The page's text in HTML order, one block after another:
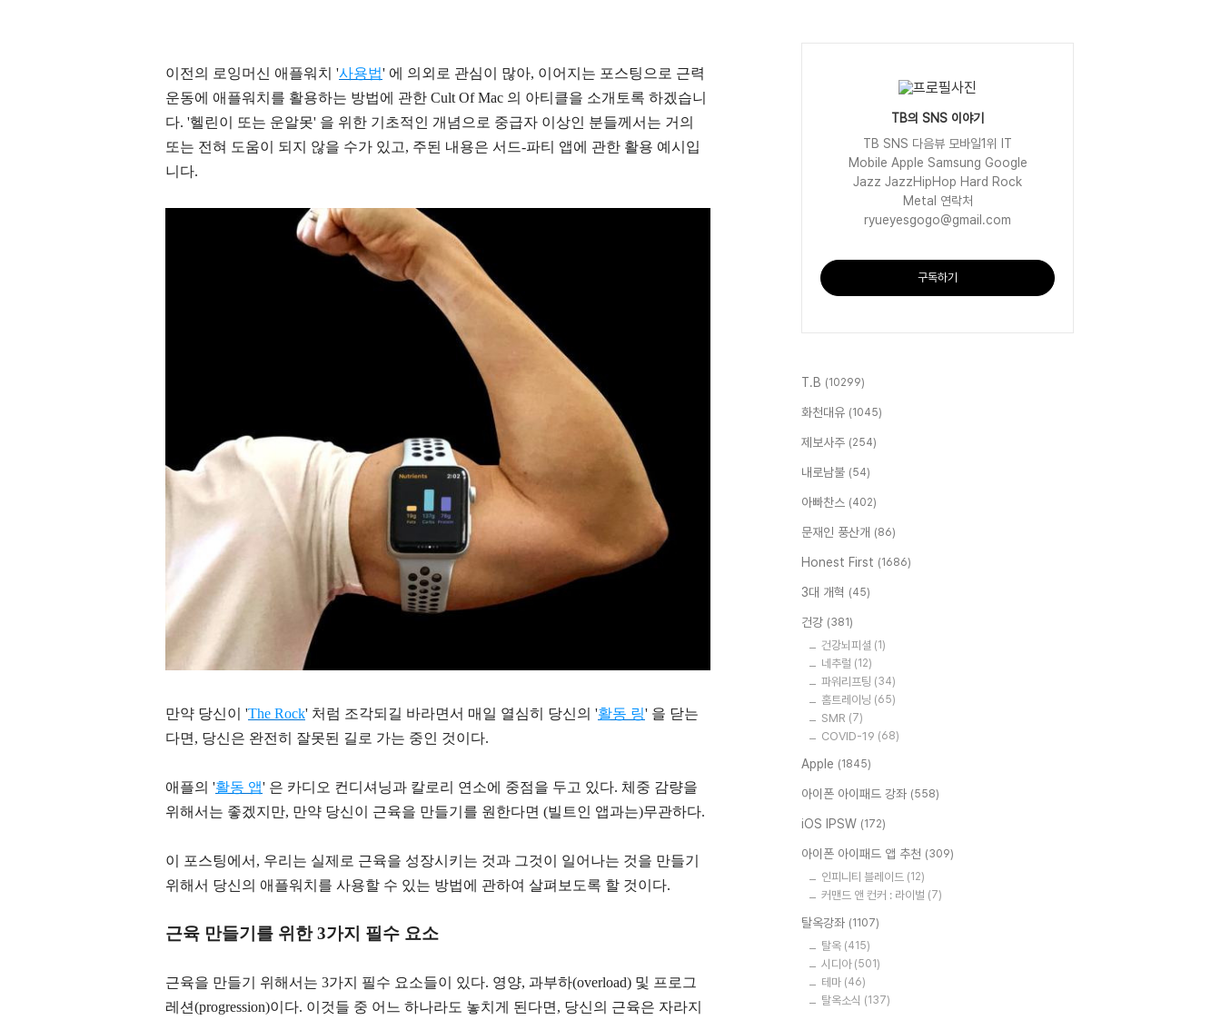
이전의 로잉머신 애플워치 '사용법' 에 의외로 관심이 많아, 이어지는 포스팅으로 근력
운동에 애플워치를 활용하는 방법에 관한 Cult Of Mac 의 아티클을 소개토록 하겠습니
다. '헬린이 또는 운알못' 을 위한 기초적인 개념으로 중급자 이상인 분들께서는 거의
또는 전혀 도움이 되지 않을 수가 있고, 주된 내용은 서드-파티 앱에 관한 활용 예시입
니다.
만약 당신이 'The Rock' 처럼 조각되길 바라면서 매일 열심히 당신의 '활동 링' 을 닫는
다면, 당신은 완전히 잘못된 길로 가는 중인 것이다.
애플의 '활동 앱' 은 카디오 컨디셔닝과 칼로리 연소에 중점을 두고 있다. 체중 감량을
위해서는 좋겠지만, 만약 당신이 근육을 만들기를 원한다면 (빌트인 앱과는)무관하다.
이 포스팅에서, 우리는 실제로 근육을 성장시키는 것과 그것이 일어나는 것을 만들기
위해서 당신의 애플워치를 사용할 수 있는 방법에 관하여 살펴보도록 할 것이다.
근육 만들기를 위한 3가지 필수 요소
근육을 만들기 위해서는 3가지 필수 요소들이 있다. 영양, 과부하(overload) 및 프로그
레션(progression)이다. 이것들 중 어느 하나라도 놓치게 된다면, 당신의 근육은 자라지
TB의 SNS 이야기
TB SNS 다음뷰 모바일1위 IT
Mobile Apple Samsung Google
Jazz JazzHipHop Hard Rock
Metal 연락처
ryueyesgogo@gmail.com
구독하기
T.B (10299)
화천대유 (1045)
제보사주 (254)
내로남불 (54)
아빠찬스 (402)
문재인 풍산개 (86)
Honest First (1686)
3대 개혁 (45)
건강 (381)
건강뇌피셜 (1)
네추럴 (12)
파워리프팅 (34)
홈트레이닝 (65)
SMR (7)
COVID-19 (68)
Apple (1845)
아이폰 아이패드 강좌 (558)
iOS IPSW (172)
아이폰 아이패드 앱 추천 (309)
인피니티 블레이드 (12)
커맨드 앤 컨커 : 라이벌 (7)
탈옥강좌 (1107)
탈옥 (415)
시디아 (501)
테마 (46)
탈옥소식 (137)